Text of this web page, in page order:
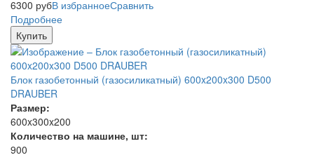
6300 рубВ избранноеСравнить
Подробнее
Купить
Блок газобетонный (газосиликатный) 600x200x300 D500
DRAUBER
Размер:
600x300x200
Количество на машине, шт:
900